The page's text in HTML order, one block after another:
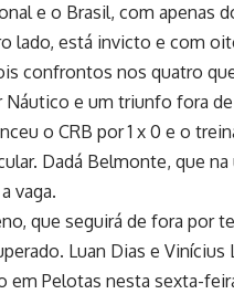
e o Brasil, com apenas
lado, está invicto e com
confrontos nos quatro
e um triunfo fora
o CRB por 1 x 0 e o
Dadá Belmonte, que
vaga.
que seguirá de fora por
Luan Dias e
Pelotas nesta sexta-